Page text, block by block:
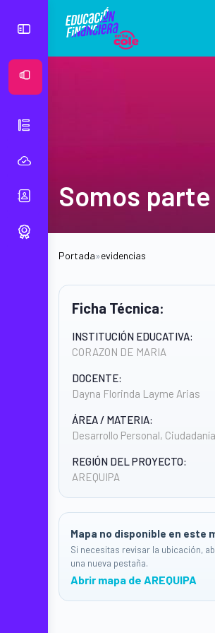
Somos
Portada»evidencias
Ficha Técnica:
INSTITUCIÓN EDUCATIVA:
CORAZON DE MARIA
DOCENTE:
Dayna Florinda Layme Arias
ÁREA / MATERIA:
Desarrollo Personal,
REGIÓN DEL PROYECTO:
AREQUIPA
Mapa no disponible en este
Si necesitas revisar la ubicación,
una nueva pestaña.
Abrir mapa de AREQUIPA